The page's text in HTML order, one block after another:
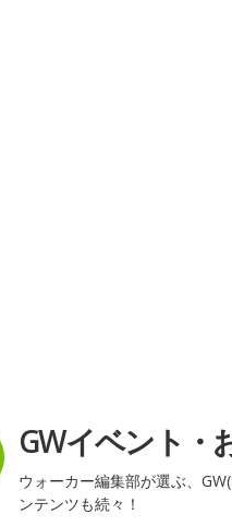
GWイベント・
ウォーカー編集部が選ぶ、
ンテンツも続々！